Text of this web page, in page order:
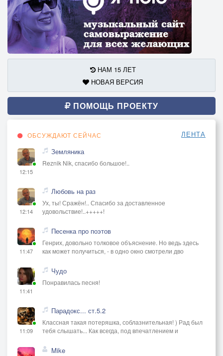
НАМ 15 ЛЕТ
НОВАЯ ВЕРСИЯ
ПОМОЩЬ ПРОЕКТУ
ОБСУЖДАЮТ СЕЙЧАС ЛЕНТА
12:15
Земляника
Reznik Nik, спасибо большое!..
12:14
Любовь на раз
Ух, ты! Сражён!.. Спасибо за доставленное
удовольствие!..+++++!
11:47
Песенка про поэтов
Генрих, довольно толковое объяснение. Но ведь здесь
как может получиться, - в одно окно смотрели дво
11:41
Чудо
Понравилась песня!
11:09
Парадокс... ст.5.2
Классная такая потеряшка, соблазнительная! ) Рад был
тебя слышать... Как всегда, под впечатлением и
Mike